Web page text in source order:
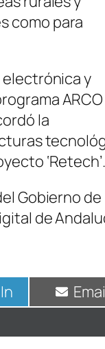
como para
y
ARCO
la
‘Retech’.
Gobierno de
de
en